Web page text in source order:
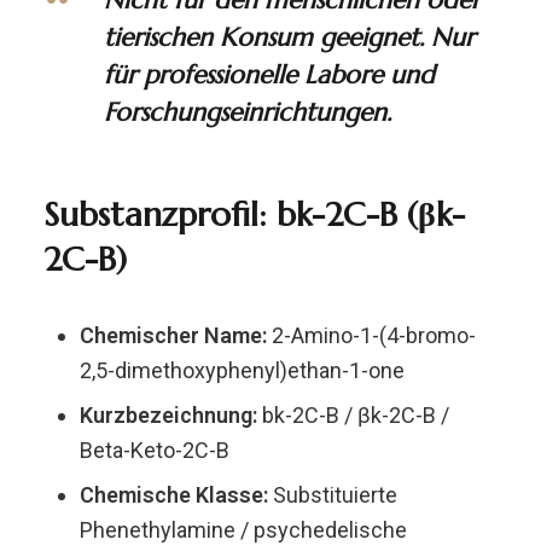
tierischen Konsum geeignet. Nur
für professionelle Labore und
Forschungseinrichtungen.
Substanzprofil: bk-2C-B (βk-
2C-B)
Chemischer Name:2-Amino-1-(4-bromo-
2,5-dimethoxyphenyl)ethan-1-one
Kurzbezeichnung:bk-2C-B / βk-2C-B /
Beta-Keto-2C-B
Chemische Klasse:Substituierte
Phenethylamine / psychedelische